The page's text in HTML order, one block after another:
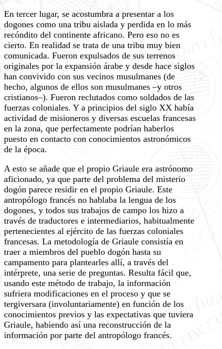
En tercer lugar, se acostumbra a presentar a los
dogones como una tribu aislada y perdida en lo más
recóndito del continente africano. Pero eso no es
cierto. En realidad se trata de una tribu muy bien
comunicada. Fueron expulsados de sus terrenos
originales por la expansión árabe y desde hace siglos
han convivido con sus vecinos musulmanes (de
hecho, algunos de ellos son musulmanes –y otros
cristianos–). Fueron reclutados como soldados de las
fuerzas coloniales. Y a principios del siglo XX había
actividad de misioneros y diversas escuelas francesas
en la zona, que perfectamente podrían haberlos
puesto en contacto con conocimientos astronómicos
de la época.
A esto se añade que el propio Griaule era astrónomo
aficionado, ya que parte del problema del misterio
dogón parece residir en el propio Griaule. Este
antropólogo francés no hablaba la lengua de los
dogones, y todos sus trabajos de campo los hizo a
través de traductores e intermediarios, habitualmente
pertenecientes al ejército de las fuerzas coloniales
francesas. La metodología de Griaule consistía en
traer a miembros del pueblo dogón hasta su
campamento para plantearles allí, a través del
intérprete, una serie de preguntas. Resulta fácil que,
usando este método de trabajo, la información
sufriera modificaciones en el proceso y que se
tergiversara (involuntariamente) en función de los
conocimientos previos y las expectativas que tuviera
Griaule, habiendo así una reconstrucción de la
información por parte del antropólogo francés.